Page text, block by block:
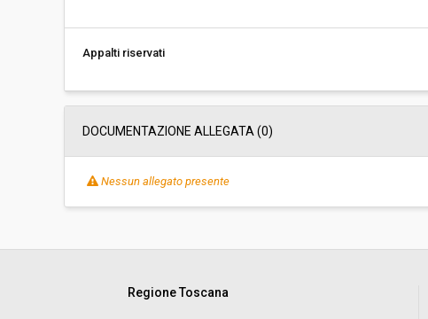
Appalti riservati
DOCUMENTAZIONE ALLEGATA (0)
Nessun allegato presente
Regione Toscana